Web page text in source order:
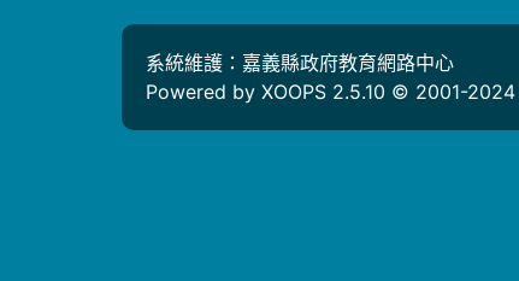
系統維護：嘉義縣政府教育網路中心
Powered by XOOPS 2.5.10 © 2001-2024